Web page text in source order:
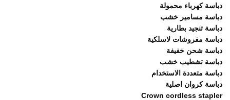
دباسة كهرباء محمولة
دباسة مسامير خشب
دباسة تنجيد بطارية
دباسة مفروشات لاسلكية
دباسة شحن خفيفة
دباسة تشطيب خشب
دباسة متعددة الاستخدام
دباسة كروان اصلية
Crown cordless stapler